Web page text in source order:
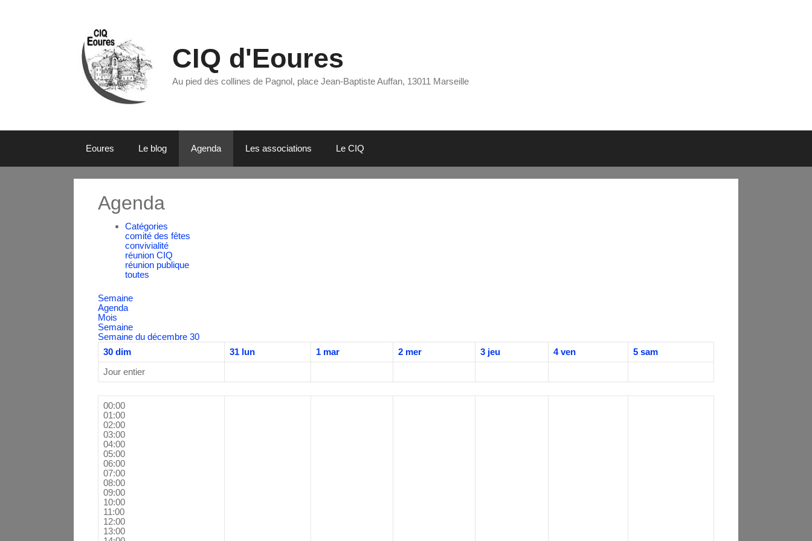
CIQ d'Eoures
Au pied des collines de Pagnol, place Jean-Baptiste Auffan, 13011 Marseille
Eoures Le blog Agenda Les associations Le CIQ
Agenda
Catégories
comité des fêtes
convivialité
réunion CIQ
réunion publique
toutes
Semaine
Agenda
Mois
Semaine
Semaine du décembre 30
30 dim 31 lun 1 mar 2 mer 3 jeu 4 ven 5 sam
Jour entier
00:00
01:00
02:00
03:00
04:00
05:00
06:00
07:00
08:00
09:00
10:00
11:00
12:00
13:00